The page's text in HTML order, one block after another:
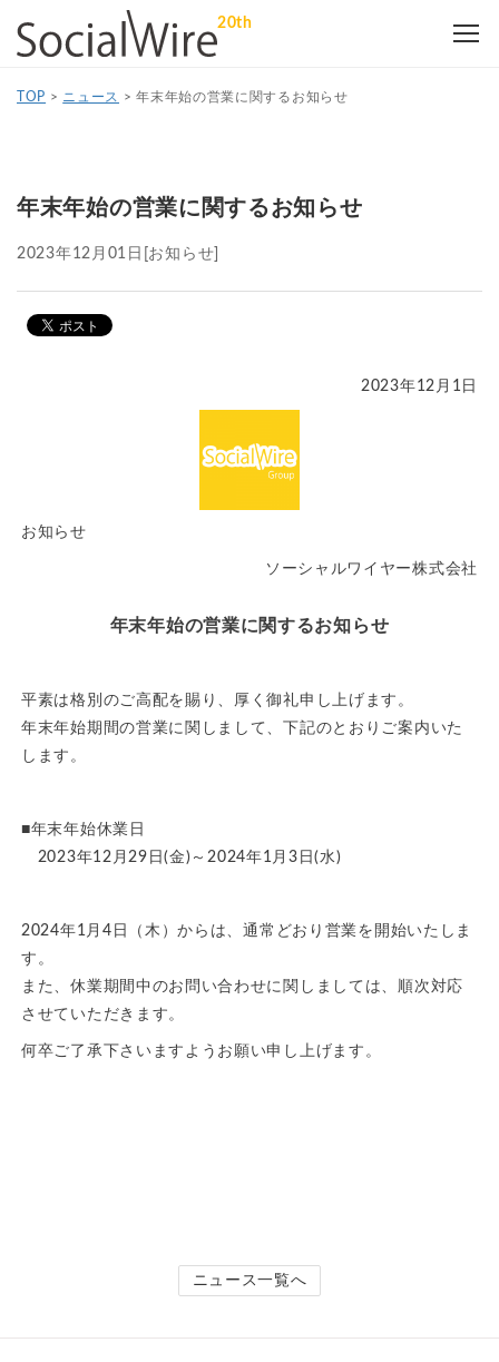
20th
TOP > ニュース >年末年始の営業に関するお知らせ
年末年始の営業に関するお知らせ
2023年12月01日 [お知らせ]
2023年12月1日
お知らせ
ソーシャルワイヤー株式会社
年末年始の営業に関するお知らせ
平素は格別のご高配を賜り、厚く御礼申し上げます。
年末年始期間の営業に関しまして、下記のとおりご案内いた
します。
■年末年始休業日
2023年12月29日(金)～2024年1月3日(水)
2024年1月4日（木）からは、通常どおり営業を開始いたしま
す。
また、休業期間中のお問い合わせに関しましては、順次対応
させていただきます。
何卒ご了承下さいますようお願い申し上げます。
ニュース一覧へ